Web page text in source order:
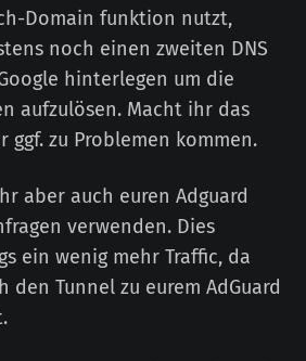
Domain funktion nutzt,
noch einen zweiten DNS
hinterlegen um die
aufzulösen. Macht ihr das
ggf. zu Problemen kommen.
aber auch euren Adguard
verwenden. Dies
ein wenig mehr Traffic, da
den Tunnel zu eurem AdGuard